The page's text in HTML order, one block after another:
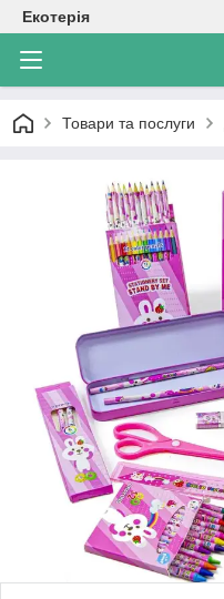
Екотерія
Товари та послуги